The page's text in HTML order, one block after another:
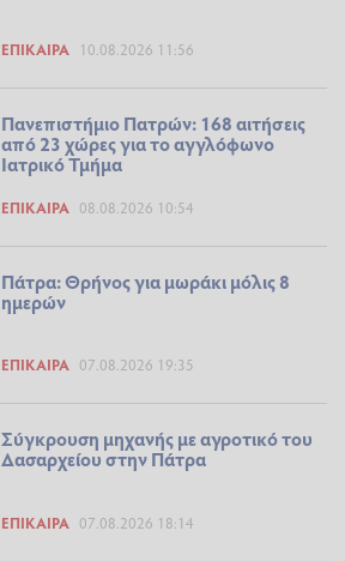
ΕΠΊΚΑΙΡΑ 10.08.2026 11:56
Πανεπιστήμιο Πατρών: 168 αιτήσεις
από 23 χώρες για το αγγλόφωνο
Ιατρικό Τμήμα
ΕΠΊΚΑΙΡΑ 08.08.2026 10:54
Πάτρα: Θρήνος για μωράκι μόλις 8
ημερών
ΕΠΊΚΑΙΡΑ 07.08.2026 19:35
Σύγκρουση μηχανής με αγροτικό του
Δασαρχείου στην Πάτρα
ΕΠΊΚΑΙΡΑ 07.08.2026 18:14